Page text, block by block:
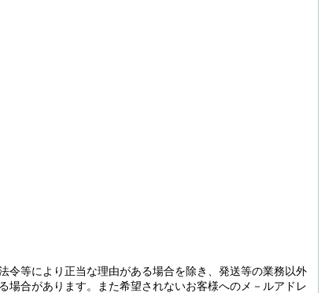
等により正当な理由がある場合を除き、発送等の業務以外
合があります。また希望されないお客様へのメ－ルアドレ